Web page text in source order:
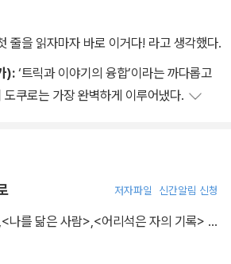
?치에 혼자 앉은 채로 키득키득 새는 웃음을
줄을 읽자마자 바로 이거다! 라고 생각했다.
): ‘트릭과 이야기의 융합’이라는 까다롭고
쿠로는 가장 완벽하게 이루어냈다.
저자파일 신간알림 신청
<나를 닮은 사람> <어리석은 자의 기록> …